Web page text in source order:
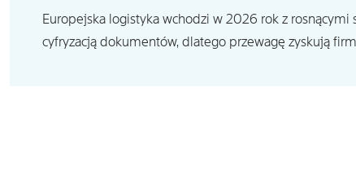
Europejska logistyka wchodzi w 2026 rok z
cyfryzacją dokumentów, dlatego przewagę zyskują